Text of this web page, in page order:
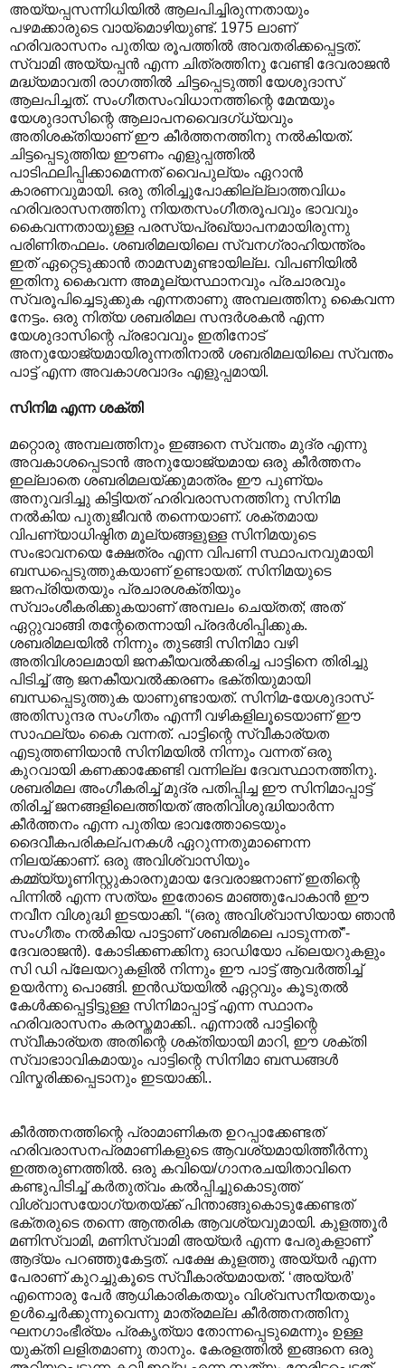
അയ്യപ്പസന്നിധിയിൽ ആലപിച്ചിരുന്നതായും
പഴമക്കാരുടെ വായ്മൊഴിയുണ്ട്. 1975 ലാണ്
ഹരിവരാസനം പുതിയ രൂപത്തിൽ അവതരിക്കപ്പെട്ടത്.
സ്വാമി അയ്യപ്പൻ എന്ന ചിത്രത്തിനു വേണ്ടി ദേവരാജൻ
മദ്ധ്യമാവതി രാഗത്തിൽ ചിട്ടപ്പെടുത്തി യേശുദാസ്
ആലപിച്ചത്. സംഗീതസംവിധാനത്തിന്റെ മേന്മയും
യേശുദാസിന്റെ ആലാപനവൈദഗ്ധ്യവും
അതിശക്തിയാണ് ഈ കീർത്തനത്തിനു നൽകിയത്.
ചിട്ടപ്പെടുത്തിയ ഈണം എളുപ്പത്തിൽ
പാടിഫലിപ്പിക്കാമെന്നത് വൈപുല്യം ഏറാൻ
കാരണവുമായി. ഒരു തിരിച്ചുപോക്കില്ല്ലാത്തവിധം
ഹരിവരാസനത്തിനു നിയതസംഗീതരൂപവും ഭാവവും
കൈവന്നതായുള്ള പരസ്യപ്രഖ്യാപനമായിരുന്നു
പരിണിതഫലം. ശബരിമലയിലെ സ്വനഗ്രാഹിയന്ത്രം
ഇത് ഏറ്റെടുക്കാൻ താമസമുണ്ടായില്ല. വിപണിയിൽ
ഇതിനു കൈവന്ന അമൂല്യസ്ഥാനവും പ്രചാരവും
സ്വരൂപിച്ചെടുക്കുക എന്നതാണു അമ്പലത്തിനു കൈവന്ന
നേട്ടം. ഒരു നിത്യ ശബരിമല സന്ദർശകൻ എന്ന
യേശുദാസിന്റെ പ്രഭാവവും ഇതിനോട്
അനുയോജ്യമായിരുന്നതിനാൽ ശബരിമലയിലെ സ്വന്തം
പാട്ട് എന്ന അവകാശവാദം എളുപ്പമായി.
സിനിമ എന്ന ശക്തി
മറ്റൊരു അമ്പലത്തിനും ഇങ്ങനെ സ്വന്തം മുദ്ര എന്നു
അവകാശപ്പെടാൻ അനുയോജ്യമായ ഒരു കീർത്തനം
ഇല്ലാതെ ശബരിമലയ്ക്കുമാത്രം ഈ പുണ്യം
അനുവദിച്ചു കിട്ടിയത് ഹരിവരാസനത്തിനു സിനിമ
നൽകിയ പുതുജീവൻ തന്നെയാണ്. ശക്തമായ
വിപണ്യാധിഷ്ഠിത മൂല്യങ്ങളുള്ള സിനിമയുടെ
സംഭാവനയെ ക്ഷേത്രം എന്ന വിപണി സ്ഥാപനവുമായി
ബന്ധപ്പെടുത്തുകയാണ് ഉണ്ടായത്. സിനിമയുടെ
ജനപ്രിയതയും പ്രചാരശക്തിയും
സ്വാംശീകരിക്കുകയാണ് അമ്പലം ചെയ്തത്; അത്
ഏറ്റുവാങ്ങി തന്റേതെന്നായി പ്രദർശിപ്പിക്കുക.
ശബരിമലയിൽ നിന്നും തുടങ്ങി സിനിമാ വഴി
അതിവിശാലമായി ജനകീയവൽക്കരിച്ച പാട്ടിനെ തിരിച്ചു
പിടിച്ച് ആ ജനകീയവൽക്കരണം ഭക്തിയുമായി
ബന്ധപ്പെടുത്തുക യാണുണ്ടായത്. സിനിമ-യേശുദാസ്-
അതിസുന്ദര സംഗീതം എന്നീ വഴികളിലൂടെയാണ് ഈ
സാഫല്യം കൈ വന്നത്. പാട്ടിന്റെ സ്വീകാര്യത
എടുത്തണിയാൻ സിനിമയിൽ നിന്നും വന്നത് ഒരു
കുറവായി കണക്കാക്കേണ്ടി വന്നില്ല ദേവസ്ഥാനത്തിനു.
ശബരിമല അംഗീകരിച്ച് മുദ്ര പതിപ്പിച്ച ഈ സിനിമാപ്പാട്ട്
തിരിച്ച് ജനങ്ങളിലെത്തിയത് അതിവിശുദ്ധിയാർന്ന
കീർത്തനം എന്ന പുതിയ ഭാവത്തോടെയും
ദൈവീകപരികല്പനകൾ ഏറുന്നതുമാണെന്ന
നിലയ്ക്കാണ്. ഒരു അവിശ്വാസിയും
കമ്മ്യ്യൂണിസ്റ്റുകാരനുമായ ദേവരാജനാണ് ഇതിന്റെ
പിന്നിൽ എന്ന സത്യം ഇതോടെ മാഞ്ഞുപോകാൻ ഈ
നവീന വിശുദ്ധി ഇടയാക്കി. “(ഒരു അവിശ്വാസിയായ ഞാൻ
സംഗീതം നൽകിയ പാട്ടാണ് ശബരിമലെ പാടുന്നത്”-
ദേവരാജൻ). കോടിക്കണക്കിനു ഓഡിയോ പ്ലെയറുകളും
സി ഡി പ്ലേയറുകളിൽ നിന്നും ഈ പാട്ട് ആവർത്തിച്ച്
ഉയർന്നു പൊങ്ങി. ഇൻഡ്യയിൽ ഏറ്റവും കൂടുതൽ
കേൾക്കപ്പെട്ടിട്ടുള്ള സിനിമാപ്പാട്ട് എന്ന സ്ഥാനം
ഹരിവരാസനം കരസ്തമാക്കി.. എന്നാൽ പാട്ടിന്റെ
സ്വീകാര്യത അതിന്റെ ശക്തിയായി മാറി, ഈ ശക്തി
സ്വാഭാ‍ാവികമായും പാട്ടിന്റെ സിനിമാ ബന്ധങ്ങൾ
വിസ്മരിക്കപ്പെടാനും ഇടയാക്കി..
കീർത്തനത്തിന്റെ പ്രാമാണികത ഉറപ്പാക്കേണ്ടത്
ഹരിവരാസനപ്രമാണികളുടെ ആവശ്യമായിത്തീർന്നു
ഇത്തരുണത്തിൽ. ഒരു കവിയെ/ഗാനരചയിതാവിനെ
കണ്ടുപിടിച്ച് കർതുത്വം കൽ‌പ്പിച്ചുകൊടുത്ത്
വിശ്വാസയോഗ്യതയ്ക്ക് പിന്താങ്ങുകൊടുക്കേണ്ടത്
ഭക്തരുടെ തന്നെ ആന്തരിക ആവശ്യവുമായി. കുളത്തൂർ
മണിസ്വാമി, മണിസ്വാമി അയ്യർ എന്ന പേരുകളാണ്`
ആദ്യം പറഞ്ഞുകേട്ടത്. പക്ഷേ കുളത്തു അയ്യർ എന്ന
പേരാണ് കുറച്ചുകൂടെ സ്വീകാര്യമായത്. ‘അയ്യർ’
എന്നൊരു പേർ ആധികാരികതയും വിശ്വസനീയതയും
ഉൾച്ചെർക്കുന്നുവെന്നു മാത്രമല്ല കീർത്തനത്തിനു
ഘനഗാംഭീര്യം പ്രകൃത്യാ തോന്നപ്പെടുമെന്നും ഉള്ള
യുക്തി ലളിതമാണു താനും. കേരളത്തിൽ ഇങ്ങനെ ഒരു